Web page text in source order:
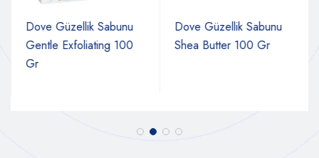
Dove Güzellik Sabunu
Gentle Exfoliating 100
Gr
Dove Güzellik Sabunu
Shea Butter 100 Gr